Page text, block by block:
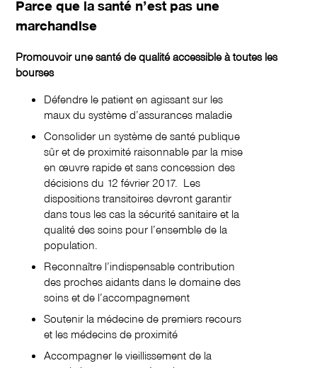
Parce que la santé n’est pas une
marchandise
Promouvoir une santé de qualité accessible à toutes les
bourses
Défendre le patient en agissant sur les
maux du système d’assurances maladie
Consolider un système de santé publique
sûr et de proximité raisonnable par la mise
en œuvre rapide et sans concession des
décisions du 12 février 2017. Les
dispositions transitoires devront garantir
dans tous les cas la sécurité sanitaire et la
qualité des soins pour l’ensemble de la
population.
Reconnaître l’indispensable contribution
des proches aidants dans le domaine des
soins et de l’accompagnement
Soutenir la médecine de premiers recours
et les médecins de proximité
Accompagner le vieillissement de la